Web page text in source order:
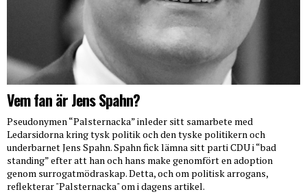
Vem fan är Jens Spahn?
Pseudonymen “Palsternacka” inleder sitt samarbete med
Ledarsidorna kring tysk politik och den tyske politikern och
underbarnet Jens Spahn. Spahn fick lämna sitt parti CDU i “bad
standing” efter att han och hans make genomfört en adoption
genom surrogatmödraskap. Detta, och om politisk arrogans,
reflekterar "Palsternacka" om i dagens artikel.